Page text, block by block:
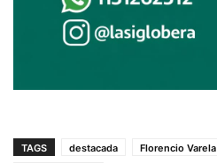
TAGS destacada Florencio Varela